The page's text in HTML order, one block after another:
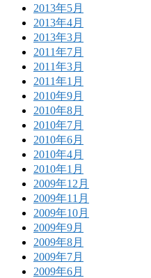
2013年5月
2013年4月
2013年3月
2011年7月
2011年3月
2011年1月
2010年9月
2010年8月
2010年7月
2010年6月
2010年4月
2010年1月
2009年12月
2009年11月
2009年10月
2009年9月
2009年8月
2009年7月
2009年6月